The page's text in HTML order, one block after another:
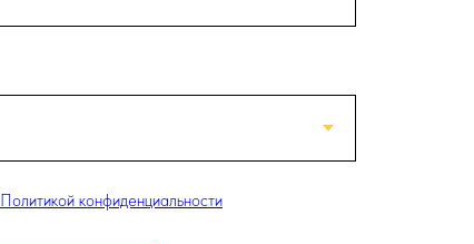
Политикой конфиденциальности